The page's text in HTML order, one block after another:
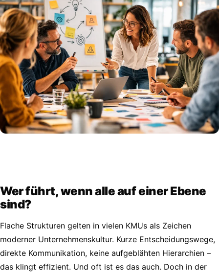
Wer führt, wenn alle auf einer Ebene
sind?
Flache Strukturen gelten in vielen KMUs als Zeichen
moderner Unternehmenskultur. Kurze Entscheidungswege,
direkte Kommunikation, keine aufgeblähten Hierarchien –
das klingt effizient. Und oft ist es das auch. Doch in der